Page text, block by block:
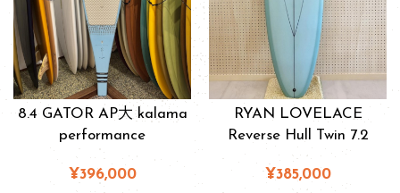
8.4 GATOR AP大 kalama
performance
¥396,000
RYAN LOVELACE
Reverse Hull Twin 7.2
¥385,000